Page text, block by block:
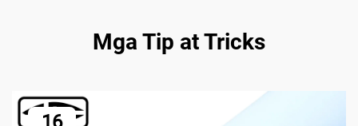
Mga Tip at Tricks